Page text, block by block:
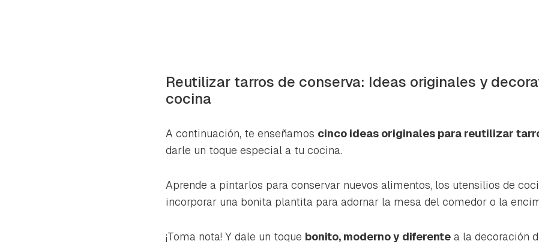
Reutilizar tarros de conserva: Ideas originales y
cocina
A continuación, te enseñamos cinco ideas originales para reutilizar
darle un toque especial a tu cocina.
Aprende a pintarlos para conservar nuevos alimentos, los utensilios de
incorporar una bonita plantita para adornar la mesa del comedor o la
¡Toma nota! Y dale un toque bonito, moderno y diferente a la decoración